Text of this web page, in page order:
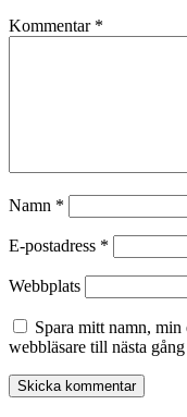
Kommentar *
Namn *
E-postadress *
Webbplats
Spara mitt namn, min
webbläsare till nästa